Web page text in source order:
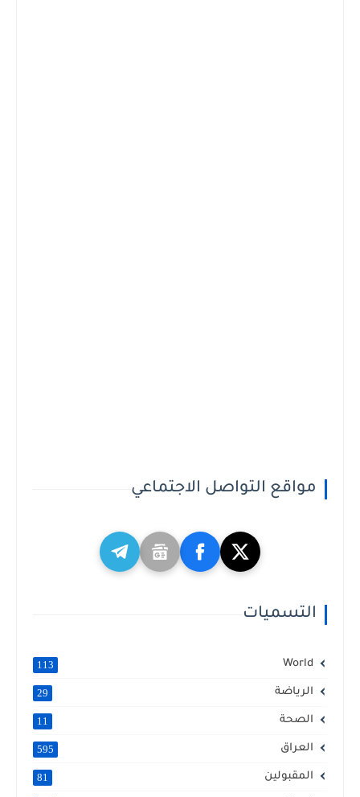
مواقع التواصل الاجتماعي
التسميات
World
113
الرياضة 29
الصحة 11
العراق 595
المقبولين 81